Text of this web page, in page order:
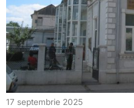
17 septembrie 2025